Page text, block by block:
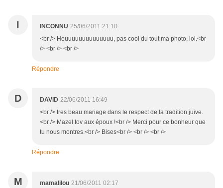
I INCONNU 25/06/2011 21:10
<br /> Heuuuuuuuuuuuuuu, pas cool du tout ma photo, lol.<br
/> <br /> <br />
Répondre
D DAVID 22/06/2011 16:49
<br /> tres beau mariage dans le respect de la tradition juive.
<br /> Mazel tov aux époux !<br /> Merci pour ce bonheur que
tu nous montres.<br /> Bises<br /> <br /> <br />
Répondre
M mamalilou 21/06/2011 02:17